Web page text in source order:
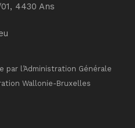
4430 Ans
l’Administration Générale
Wallonie-Bruxelles